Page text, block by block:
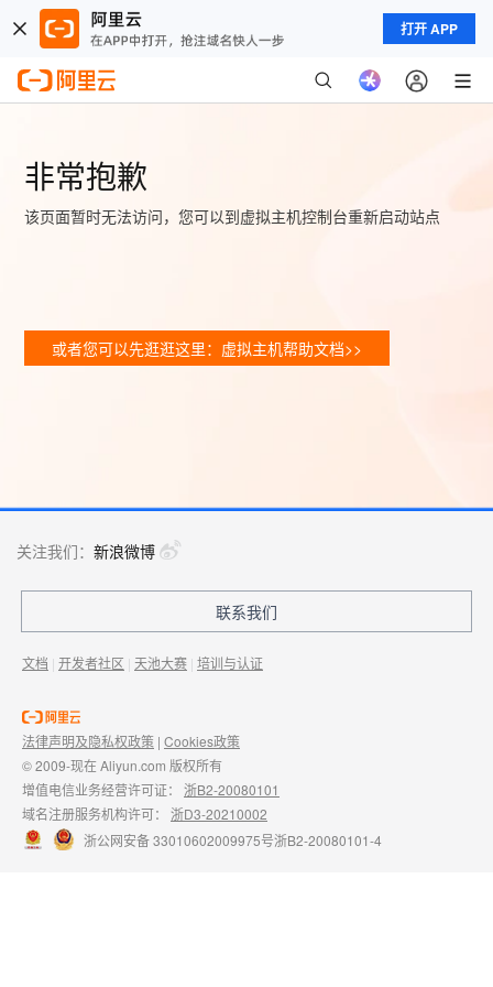
打开 APP
非常抱歉
该页面暂时无法访问，您可以到虚拟主机控制台重新启动站点
或者您可以先逛逛这里：虚拟主机帮助文档>>